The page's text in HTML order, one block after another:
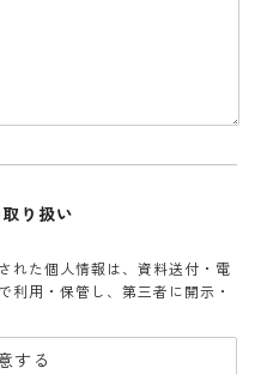
り扱い
れた個人情報は、資料送付・電
利用・保管し、第三者に開示・
する